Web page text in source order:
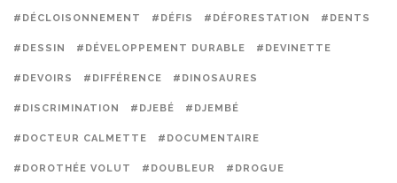
#DÉCLOISONNEMENT #DÉFIS #DÉFORESTATION #DENTS
#DESSIN #DÉVELOPPEMENT DURABLE #DEVINETTE
#DEVOIRS #DIFFÉRENCE #DINOSAURES
#DISCRIMINATION #DJEBÉ #DJEMBÉ
#DOCTEUR CALMETTE #DOCUMENTAIRE
#DOROTHÉE VOLUT #DOUBLEUR #DROGUE